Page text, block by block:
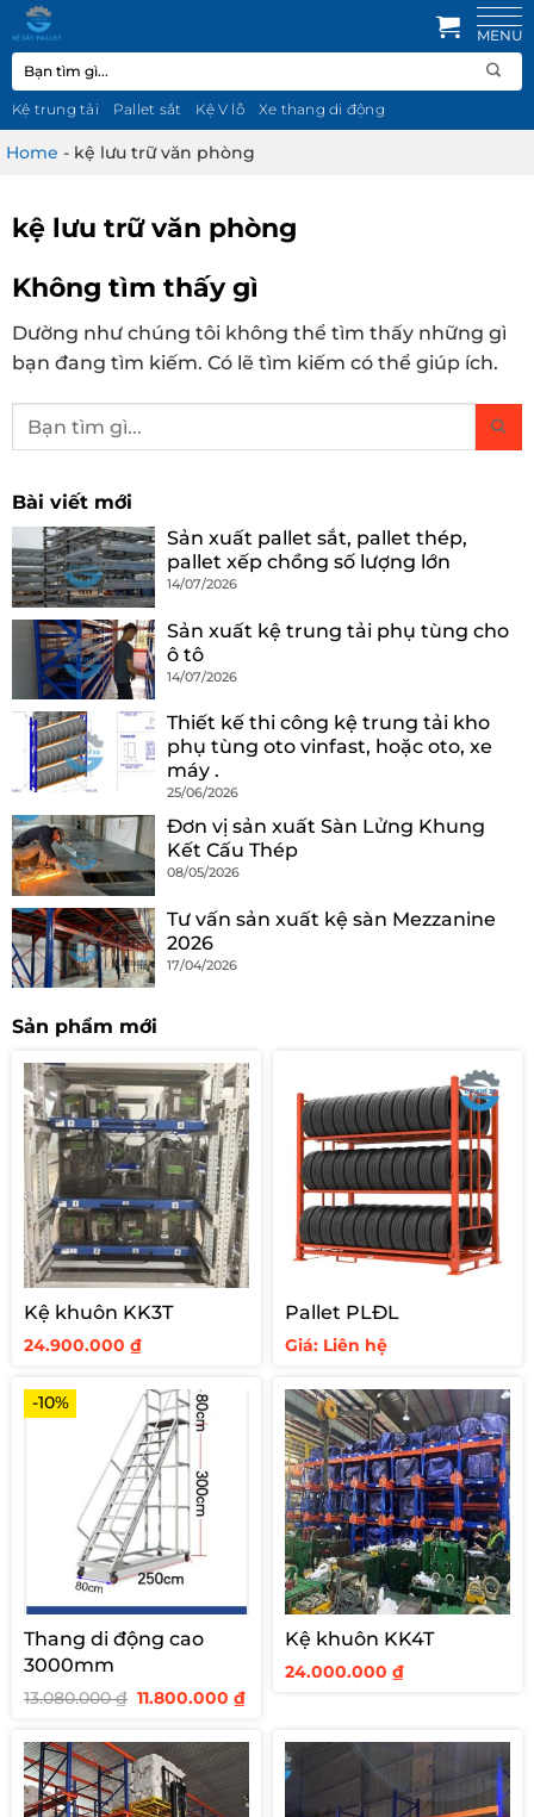
qua
nội
dung
Tìm
kiếm:
Kệ trung tải Pallet sắt Kệ V lỗ Xe thang di động
Home - kệ lưu trữ văn phòng
kệ lưu trữ văn phòng
Không tìm thấy gì
Dường như chúng tôi không thể tìm thấy những gì
bạn đang tìm kiếm. Có lẽ tìm kiếm có thể giúp ích.
Bài viết mới
Sản xuất pallet sắt, pallet thép,
pallet xếp chồng số lượng lớn
14/07/2026
Sản xuất kệ trung tải phụ tùng cho
ô tô
14/07/2026
Thiết kế thi công kệ trung tải kho
phụ tùng oto vinfast, hoặc oto, xe
máy .
25/06/2026
Đơn vị sản xuất Sàn Lửng Khung
Kết Cấu Thép
08/05/2026
Tư vấn sản xuất kệ sàn Mezzanine
2026
17/04/2026
Sản phẩm mới
Kệ khuôn KK3T
24.900.000 ₫
Pallet PLĐL
Giá: Liên hệ
-10%
Thang di động cao
3000mm
13.080.000₫ Giá
13.080.000 ₫.
11.800.000₫Giá
là:
11.800.000 ₫.
Kệ khuôn KK4T
24.000.000 ₫